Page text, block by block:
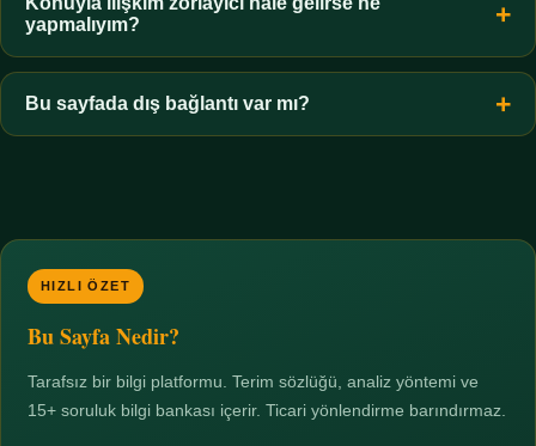
zorunluluktur.
yapmalıyım?
Zaman sınırı koyun, harcadığınız süreyi ölçün ve gerekirse
profesyonel destek alın. Türkiye'de ücretsiz danışma hatları
mevcuttur; yardım istemek güçlü bir adımdır.
Bu sayfada dış bağlantı var mı?
HIZLI ÖZET
Bu Sayfa Nedir?
Tarafsız bir bilgi platformu. Terim sözlüğü, analiz yöntemi ve
15+ soruluk bilgi bankası içerir. Ticari yönlendirme barındırmaz.